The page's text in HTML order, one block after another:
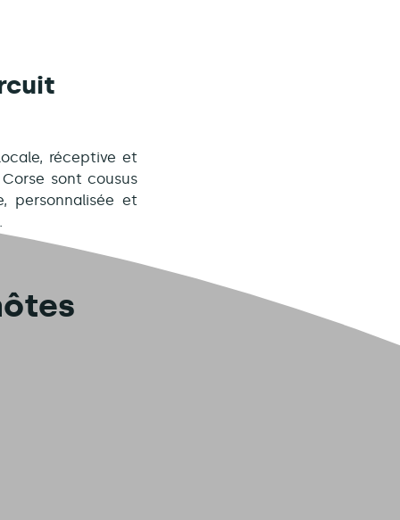
réceptive et
sont cousus
personnalisée et